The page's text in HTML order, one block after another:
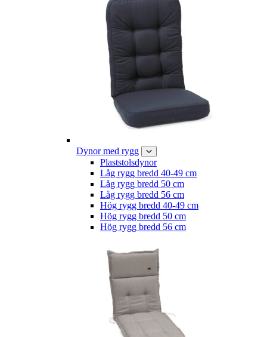
Dynor med rygg
Plaststolsdynor
Låg rygg bredd 40-49 cm
Låg rygg bredd 50 cm
Låg rygg bredd 56 cm
Hög rygg bredd 40-49 cm
Hög rygg bredd 50 cm
Hög rygg bredd 56 cm